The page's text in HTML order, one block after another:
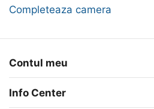
Completeaza camera
Contul meu
Info Center